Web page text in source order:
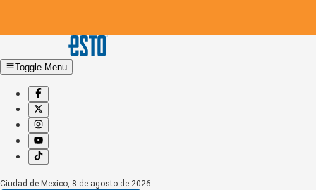
Toggle Menu
Ciudad de Mexico, 8 de agosto de 2026